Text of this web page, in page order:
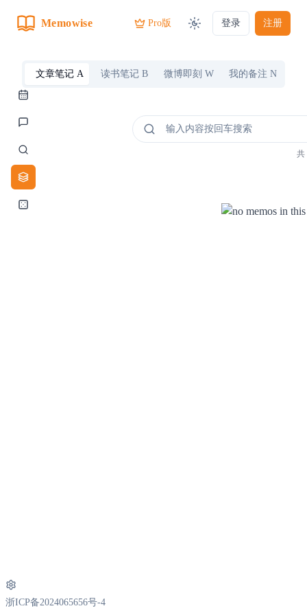
Memowise Pro版 登录 注册
每日记录
AI Chat
查询复习
分类笔记
标签漫步
文章笔记 A 读书笔记 B 微博即刻 W 我的备注 N
共
浙ICP备2024065656号-4